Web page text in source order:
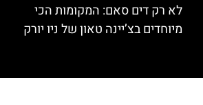
לא רק דים סאם: המקומות הכי
מיוחדים בצ’יינה טאון של ניו יורק